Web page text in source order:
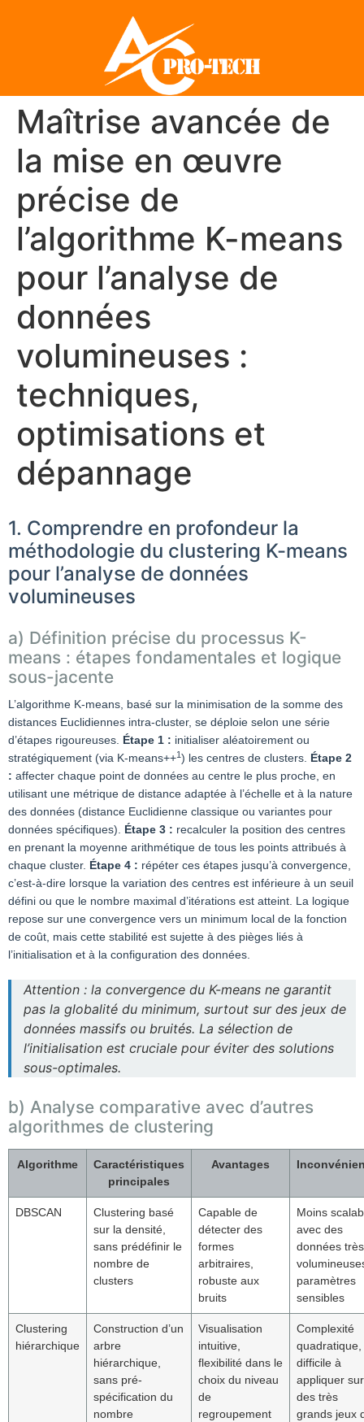
Maîtrise avancée de
la mise en œuvre
précise de
l’algorithme K-means
pour l’analyse de
données
volumineuses :
techniques,
optimisations et
dépannage
1. Comprendre en profondeur la
méthodologie du clustering K-means
pour l’analyse de données
volumineuses
a) Définition précise du processus K-
means : étapes fondamentales et logique
sous-jacente
L’algorithme K-means, basé sur la minimisation de la somme des
distances Euclidiennes intra-cluster, se déploie selon une série
d’étapes rigoureuses. Étape 1 : initialiser aléatoirement ou
stratégiquement (via K-means++1) les centres de clusters. Étape 2
: affecter chaque point de données au centre le plus proche, en
utilisant une métrique de distance adaptée à l’échelle et à la nature
des données (distance Euclidienne classique ou variantes pour
données spécifiques). Étape 3 : recalculer la position des centres
en prenant la moyenne arithmétique de tous les points attribués à
chaque cluster. Étape 4 : répéter ces étapes jusqu’à convergence,
c’est-à-dire lorsque la variation des centres est inférieure à un seuil
défini ou que le nombre maximal d’itérations est atteint. La logique
repose sur une convergence vers un minimum local de la fonction
de coût, mais cette stabilité est sujette à des pièges liés à
l’initialisation et à la configuration des données.
Attention : la convergence du K-means ne garantit
pas la globalité du minimum, surtout sur des jeux de
données massifs ou bruités. La sélection de
l’initialisation est cruciale pour éviter des solutions
sous-optimales.
b) Analyse comparative avec d’autres
algorithmes de clustering
Algorithme
Caractéristiques
principales
Avantages
DBSCAN
Clustering basé
sur la densité,
sans prédéfinir le
nombre de
clusters
Capable de
détecter des
formes
arbitraires,
robuste aux
bruits
Moins
avec des
données très
paramètres
sensibles
Clustering
hiérarchique
Construction d’un
arbre
hiérarchique,
sans pré-
spécification du
nombre
Visualisation
intuitive,
flexibilité dans le
choix du niveau
de
regroupement
Complexité
quadratique,
difficile à
appliquer sur
des très
grands jeux